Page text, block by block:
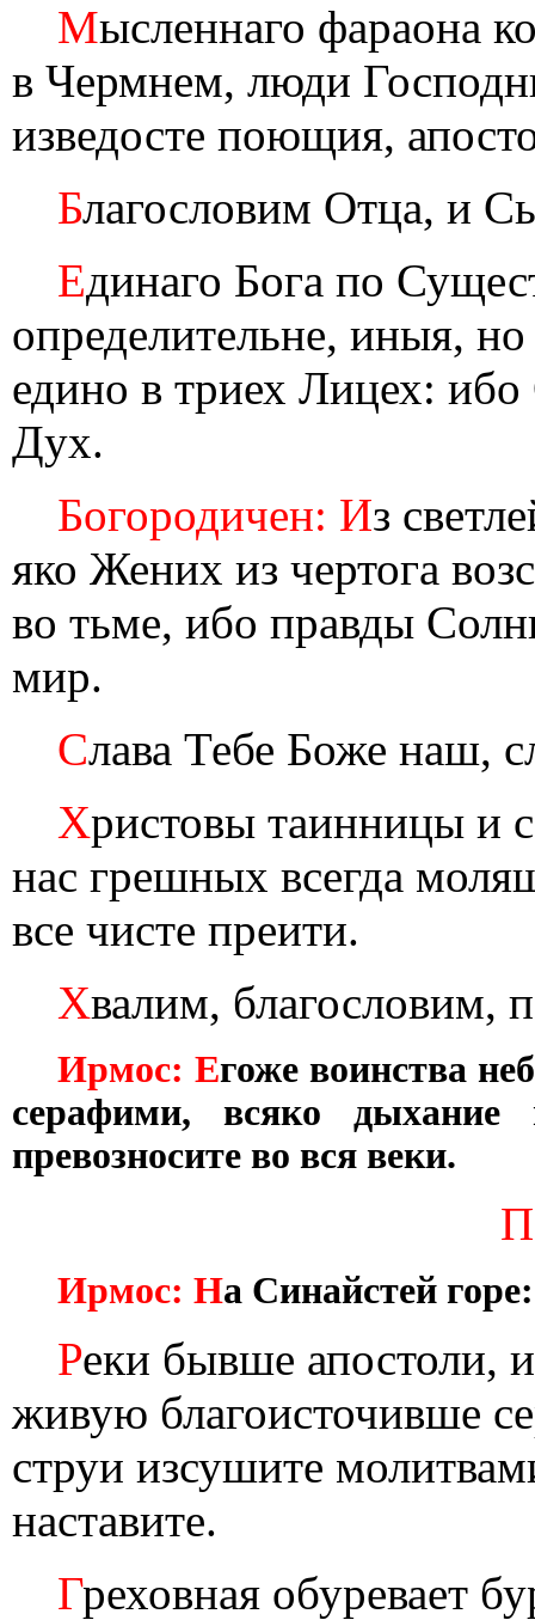
Мысленнаго фараона
в Чермнем, люди
изведосте поющия,
Благословим Отца, и
Единаго Бога по
определительне, иныя,
едино в триех Лицех:
Дух.
Богородичен: Из
яко Жених из чертога
во тьме, ибо правды
мир.
Слава Тебе Боже наш,
Христовы таинницы и
нас грешных всегда
все чисте преити.
Хвалим, благословим,
Ирмос: Егоже воинства
серафими, всяко дыхание
превозносите во вся веки.
Ирмос: На Синайстей горе:
Реки бывше апостоли,
живую благоисточивше
струи изсушите
наставите.
Греховная обуревает